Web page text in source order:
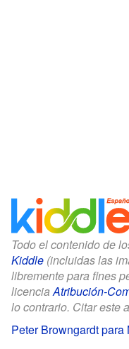
Todo el contenido de
Kiddle (incluidas las
libremente para fines
licenciaAtribución-
lo contrario. Citar este
Peter Browngardt para